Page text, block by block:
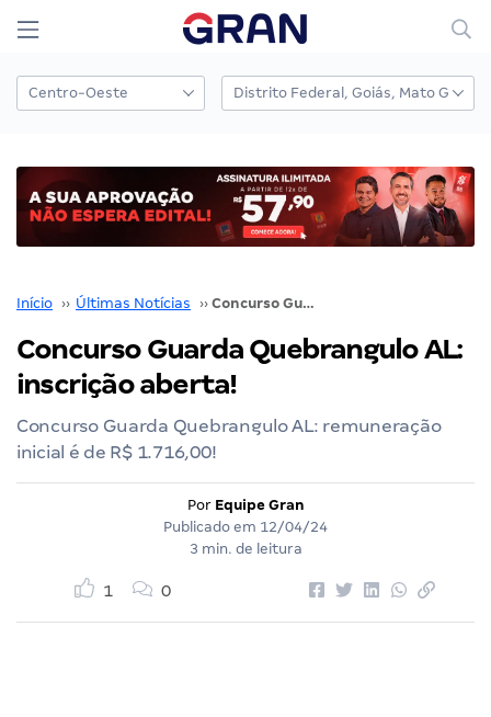
Início ›› Últimas Notícias ›› Concurso Guarda Quebrangulo AL: inscrição aberta!
Concurso Guarda Quebrangulo AL:
inscrição aberta!
Concurso Guarda Quebrangulo AL: remuneração
inicial é de R$ 1.716,00!
Por Equipe Gran
Publicado em 12/04/24
3 min. de leitura
1 0